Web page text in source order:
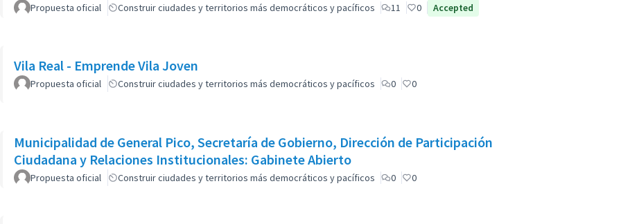
Propuesta oficial Construir ciudades y territorios más democráticos y pacíficos 11 0 Accepted
Vila Real - Emprende Vila Joven
Propuesta oficial Construir ciudades y territorios más democráticos y pacíficos 0 0
Municipalidad de General Pico, Secretaría de Gobierno, Dirección de Participación
Ciudadana y Relaciones Institucionales: Gabinete Abierto
Propuesta oficial Construir ciudades y territorios más democráticos y pacíficos 0 0